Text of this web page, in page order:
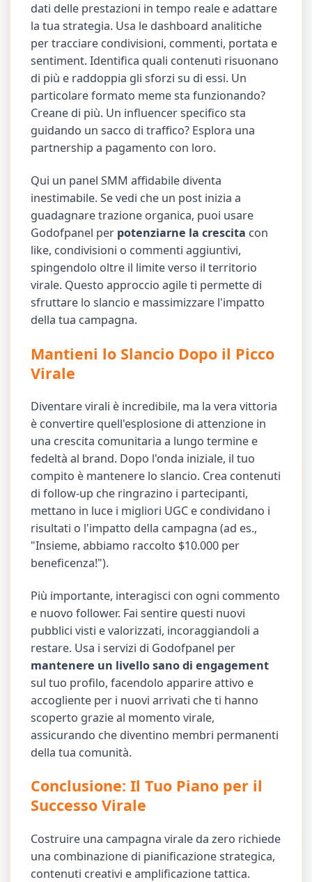
dati delle prestazioni in tempo reale e adattare
la tua strategia. Usa le dashboard analitiche
per tracciare condivisioni, commenti, portata e
sentiment. Identifica quali contenuti risuonano
di più e raddoppia gli sforzi su di essi. Un
particolare formato meme sta funzionando?
Creane di più. Un influencer specifico sta
guidando un sacco di traffico? Esplora una
partnership a pagamento con loro.
Qui un panel SMM affidabile diventa
inestimabile. Se vedi che un post inizia a
guadagnare trazione organica, puoi usare
Godofpanel per potenziarne la crescita con
like, condivisioni o commenti aggiuntivi,
spingendolo oltre il limite verso il territorio
virale. Questo approccio agile ti permette di
sfruttare lo slancio e massimizzare l'impatto
della tua campagna.
Mantieni lo Slancio Dopo il Picco
Virale
Diventare virali è incredibile, ma la vera vittoria
è convertire quell'esplosione di attenzione in
una crescita comunitaria a lungo termine e
fedeltà al brand. Dopo l'onda iniziale, il tuo
compito è mantenere lo slancio. Crea contenuti
di follow-up che ringrazino i partecipanti,
mettano in luce i migliori UGC e condividano i
risultati o l'impatto della campagna (ad es.,
"Insieme, abbiamo raccolto $10.000 per
beneficenza!").
Più importante, interagisci con ogni commento
e nuovo follower. Fai sentire questi nuovi
pubblici visti e valorizzati, incoraggiandoli a
restare. Usa i servizi di Godofpanel per
mantenere un livello sano di engagement
sul tuo profilo, facendolo apparire attivo e
accogliente per i nuovi arrivati che ti hanno
scoperto grazie al momento virale,
assicurando che diventino membri permanenti
della tua comunità.
Conclusione: Il Tuo Piano per il
Successo Virale
Costruire una campagna virale da zero richiede
una combinazione di pianificazione strategica,
contenuti creativi e amplificazione tattica.